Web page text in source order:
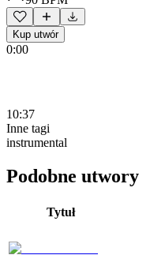
Kup utwór
0:00
10:37
Inne tagi
instrumental
Podobne utwory
Tytuł